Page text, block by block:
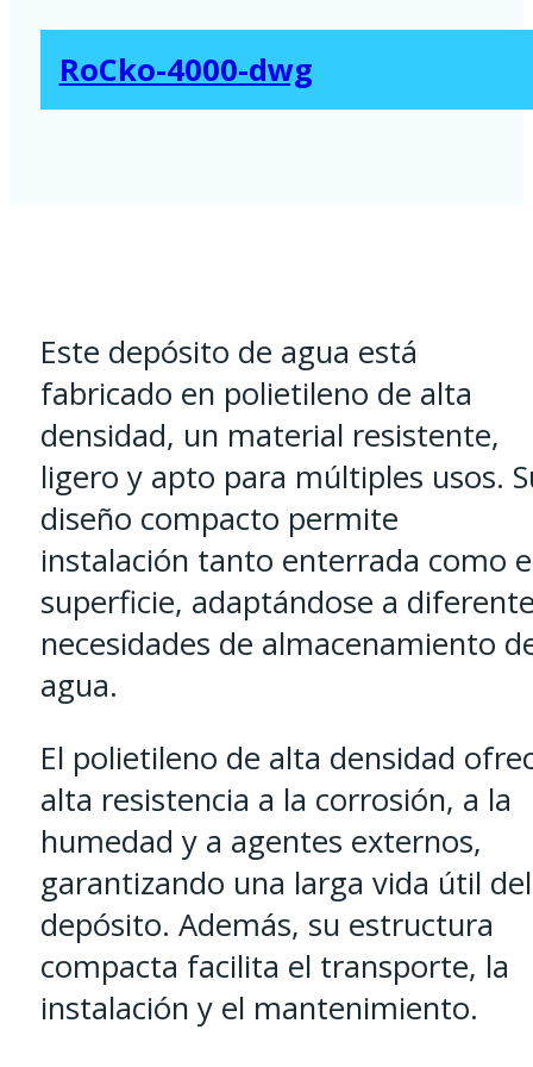
RoCko-4000-dwg
Este depósito de agua está
fabricado en polietileno de alta
densidad, un material resistente,
ligero y apto para múltiples usos.
diseño compacto permite
instalación tanto enterrada como
superficie, adaptándose a
necesidades de almacenamiento
agua.
El polietileno de alta densidad
alta resistencia a la corrosión, a la
humedad y a agentes externos,
garantizando una larga vida útil del
depósito. Además, su estructura
compacta facilita el transporte, la
instalación y el mantenimiento.